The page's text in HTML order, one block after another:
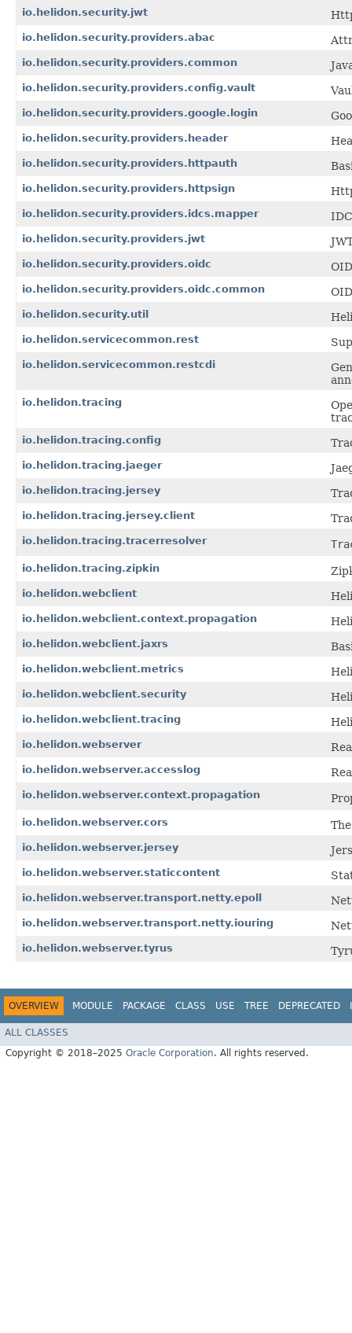
io.helidon.security.jwt
io.helidon.security.providers.abac
io.helidon.security.providers.common
io.helidon.security.providers.config.vault
io.helidon.security.providers.google.login
io.helidon.security.providers.header
io.helidon.security.providers.httpauth
io.helidon.security.providers.httpsign
io.helidon.security.providers.idcs.mapper
io.helidon.security.providers.jwt
io.helidon.security.providers.oidc
io.helidon.security.providers.oidc.common
io.helidon.security.util
io.helidon.servicecommon.rest
io.helidon.servicecommon.restcdi
io.helidon.tracing
io.helidon.tracing.config
io.helidon.tracing.jaeger
io.helidon.tracing.jersey
io.helidon.tracing.jersey.client
io.helidon.tracing.tracerresolver
io.helidon.tracing.zipkin
io.helidon.webclient
io.helidon.webclient.context.propagation
io.helidon.webclient.jaxrs
io.helidon.webclient.metrics
io.helidon.webclient.security
io.helidon.webclient.tracing
io.helidon.webserver
io.helidon.webserver.accesslog
io.helidon.webserver.context.propagation
io.helidon.webserver.cors
io.helidon.webserver.jersey
io.helidon.webserver.staticcontent
io.helidon.webserver.transport.netty.epoll
io.helidon.webserver.transport.netty.iouring
io.helidon.webserver.tyrus
OVERVIEW MODULE PACKAGE CLASS USE TREE DEPRECATED
ALL CLASSES
Copyright © 2018–2025 Oracle Corporation. All rights reserved.